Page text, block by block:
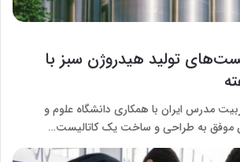
تولید هیدروژن سبز با
مدرس ایران با همکاری دانشگاه علوم و
موفق به طراحی و ساخت یک کاتالیست…